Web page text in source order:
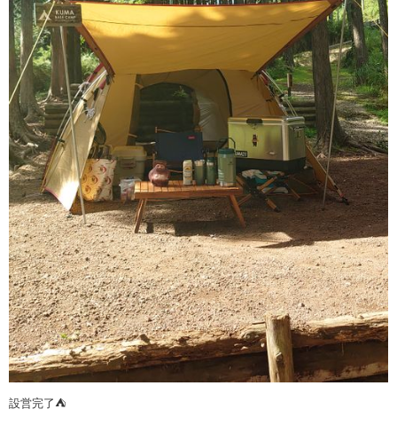
設営完了⛺